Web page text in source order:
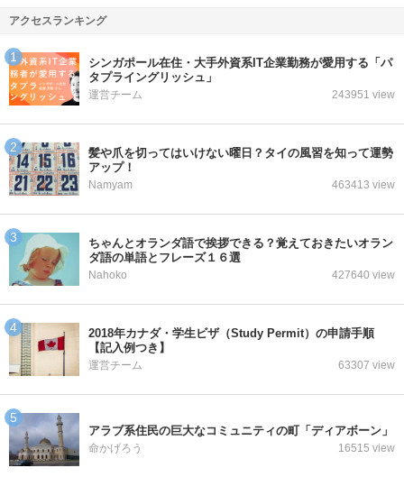
アクセスランキング
シンガポール在住・大手外資系IT企業勤務が愛用する「パ
タプライングリッシュ」
運営チーム 243951 view
髪や爪を切ってはいけない曜日？タイの風習を知って運勢
アップ！
Namyam 463413 view
ちゃんとオランダ語で挨拶できる？覚えておきたいオラン
ダ語の単語とフレーズ１６選
Nahoko 427640 view
2018年カナダ・学生ビザ（Study Permit）の申請手順
【記入例つき】
運営チーム 63307 view
アラブ系住民の巨大なコミュニティの町「ディアボーン」
命かげろう 16515 view